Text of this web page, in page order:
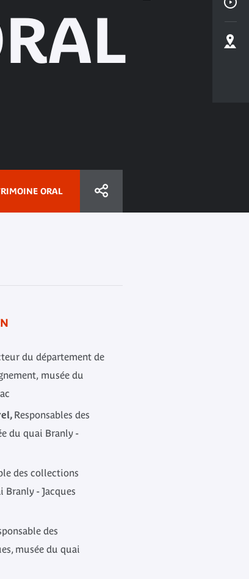
ORAL
du département de
musée du
Responsables des
du quai Branly -
des collections
Branly - Jacques
des
musée du quai